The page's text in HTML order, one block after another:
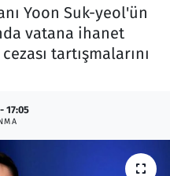
Yoon Suk-yeol'ün
vatana ihanet
tartışmalarını
17:05